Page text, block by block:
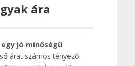
ára
jó minőségű
árat számos tényező